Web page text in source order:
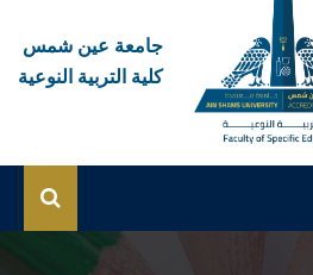
جامعة عين شمس
كلية التربية النوعية